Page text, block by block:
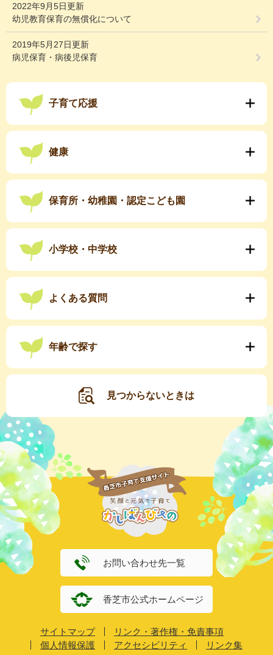
2022年9月5日更新
幼児教育保育の無償化について
2019年5月27日更新
病児保育・病後児保育
子育て応援
健康
保育所・幼稚園・認定こども園
小学校・中学校
よくある質問
年齢で探す
見つからないときは
お問い合わせ先一覧
香芝市公式ホームページ
サイトマップ
リンク・著作権・免責事項
個人情報保護
アクセシビリティ リンク集